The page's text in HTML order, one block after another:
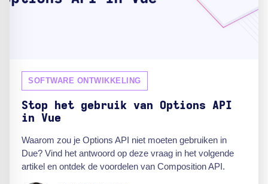
SOFTWARE ONTWIKKELING
Stop het gebruik van Options API
in Vue
Waarom zou je Options API niet moeten gebruiken in
Due? Vind het antwoord op deze vraag in het volgende
artikel en ontdek de voordelen van Composition API.